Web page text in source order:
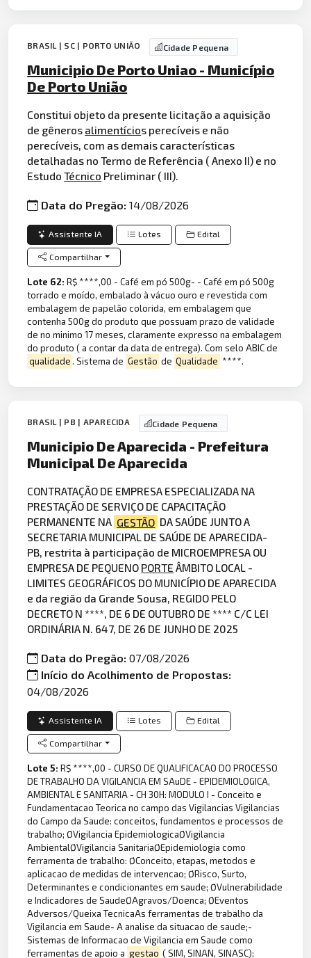
BRASIL | SC | PORTO UNIÃO Cidade Pequena
Municipio De Porto Uniao - Município
De Porto União
Constitui objeto da presente licitação a aquisição
de gêneros alimentícios perecíveis e não
perecíveis, com as demais características
detalhadas no Termo de Referência ( Anexo II) e no
EstudoTécnico Preliminar ( III).
Data do Pregão:14/08/2026
Assistente IA Lotes Edital
Compartilhar
Lote 62:R$ ****,00 - Café em pó 500g- - Café em pó 500g
torrado e moído, embalado à vácuo ouro e revestida com
embalagem de papelão colorida, em embalagem que
contenha 500g do produto que possuam prazo de validade
de no minimo 17 meses, claramente expresso na embalagem
do produto ( a contar da data de entrega). Com selo ABIC de
qualidade. Sistema de Gestão de Qualidade ****.
BRASIL | PB | APARECIDA Cidade Pequena
Municipio De Aparecida - Prefeitura
Municipal De Aparecida
CONTRATAÇÃO DE EMPRESA ESPECIALIZADA NA
PRESTAÇÃO DE SERVIÇO DE CAPACITAÇÃO
PERMANENTE NA GESTÃO DA SAÚDE JUNTO A
SECRETARIA MUNICIPAL DE SAÚDE DE APARECIDA-
PB, restrita à participação de MICROEMPRESA OU
EMPRESA DE PEQUENO PORTE ÂMBITO LOCAL -
LIMITES GEOGRÁFICOS DO MUNICÍPIO DE APARECIDA
e da região da Grande Sousa, REGIDO PELO
DECRETO N ****, DE 6 DE OUTUBRO DE **** C/C LEI
ORDINÁRIA N. 647, DE 26 DE JUNHO DE 2025
Data do Pregão:07/08/2026
Início do Acolhimento de Propostas:
04/08/2026
Assistente IA Lotes Edital
Compartilhar
Lote 5:R$ ****,00 - CURSO DE QUALIFICACAO DO PROCESSO
DE TRABALHO DA VIGILANCIA EM SAuDE - EPIDEMIOLOGICA,
AMBIENTAL E SANITARIA - CH 30H: MODULO I - Conceito e
Fundamentacao Teorica no campo das Vigilancias Vigilancias
do Campo da Saude: conceitos, fundamentos e processos de
trabalho; ØVigilancia EpidemiologicaØVigilancia
AmbientalØVigilancia SanitariaØEpidemiologia como
ferramenta de trabalho: ØConceito, etapas, metodos e
aplicacao de medidas de intervencao; ØRisco, Surto,
Determinantes e condicionantes em saude; ØVulnerabilidade
e Indicadores de SaudeØAgravos/Doenca; ØEventos
Adversos/Queixa TecnicaAs ferramentas de trabalho da
Vigilancia em Saude- A analise da situacao de saude;-
Sistemas de Informacao de Vigilancia em Saude como
ferramentas de apoio a gestao ( SIM, SINAN, SINASC);